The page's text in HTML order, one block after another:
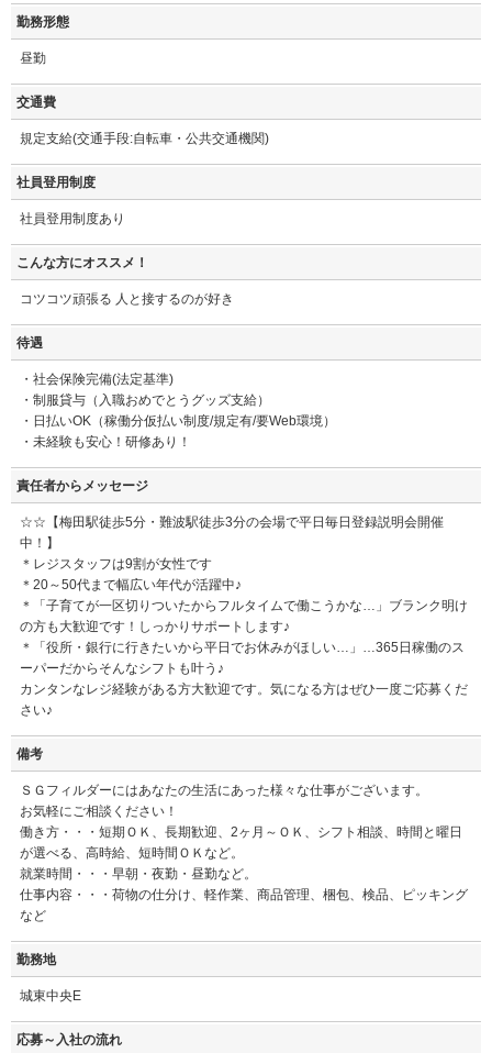
勤務形態
昼勤
交通費
規定支給(交通手段:自転車・公共交通機関)
社員登用制度
社員登用制度あり
こんな方にオススメ！
コツコツ頑張る 人と接するのが好き
待遇
・社会保険完備(法定基準)
・制服貸与（入職おめでとうグッズ支給）
・日払いOK（稼働分仮払い制度/規定有/要Web環境）
・未経験も安心！研修あり！
責任者からメッセージ
☆☆【梅田駅徒歩5分・難波駅徒歩3分の会場で平日毎日登録説明会開催
中！】
＊レジスタッフは9割が女性です
＊20～50代まで幅広い年代が活躍中♪
＊「子育てが一区切りついたからフルタイムで働こうかな…」ブランク明け
の方も大歓迎です！しっかりサポートします♪
＊「役所・銀行に行きたいから平日でお休みがほしい…」…365日稼働のス
ーパーだからそんなシフトも叶う♪
カンタンなレジ経験がある方大歓迎です。気になる方はぜひ一度ご応募くだ
さい♪
備考
ＳＧフィルダーにはあなたの生活にあった様々な仕事がございます。
お気軽にご相談ください！
働き方・・・短期ＯＫ、長期歓迎、2ヶ月～ＯＫ、シフト相談、時間と曜日
が選べる、高時給、短時間ＯＫなど。
就業時間・・・早朝・夜勤・昼勤など。
仕事内容・・・荷物の仕分け、軽作業、商品管理、梱包、検品、ピッキング
など
勤務地
城東中央E
応募～入社の流れ